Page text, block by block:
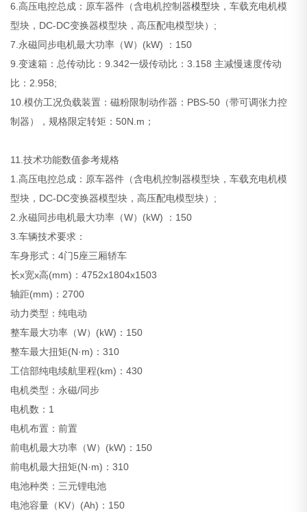
6.高压电控总成：原车器件（含电机控制器模型块，车载充电机模
型块，DC-DC变换器模型块，高压配电模型块）;
7.永磁同步电机最大功率（W）(kW) ：150
9.变速箱：总传动比：9.342一级传动比：3.158 主减慢速度传动
比：2.958;
10.模仿工况负载装置：磁粉限制动作器：PBS-50（带可调张力控
制器），规格限定转矩：50N.m；
11.技术功能数值参考规格
1.高压电控总成：原车器件（含电机控制器模型块，车载充电机模
型块，DC-DC变换器模型块，高压配电模型块）;
2.永磁同步电机最大功率（W）(kW) ：150
3.车辆技术要求：
车身形式：4门5座三厢轿车
长x宽x高(mm)：4752x1804x1503
轴距(mm)：2700
动力类型：纯电动
整车最大功率（W）(kW)：150
整车最大扭矩(N·m)：310
工信部纯电续航里程(km)：430
电机类型：永磁/同步
电机数：1
电机布置：前置
前电机最大功率（W）(kW)：150
前电机最大扭矩(N·m)：310
电池种类：三元锂电池
电池容量（KV）(Ah)：150